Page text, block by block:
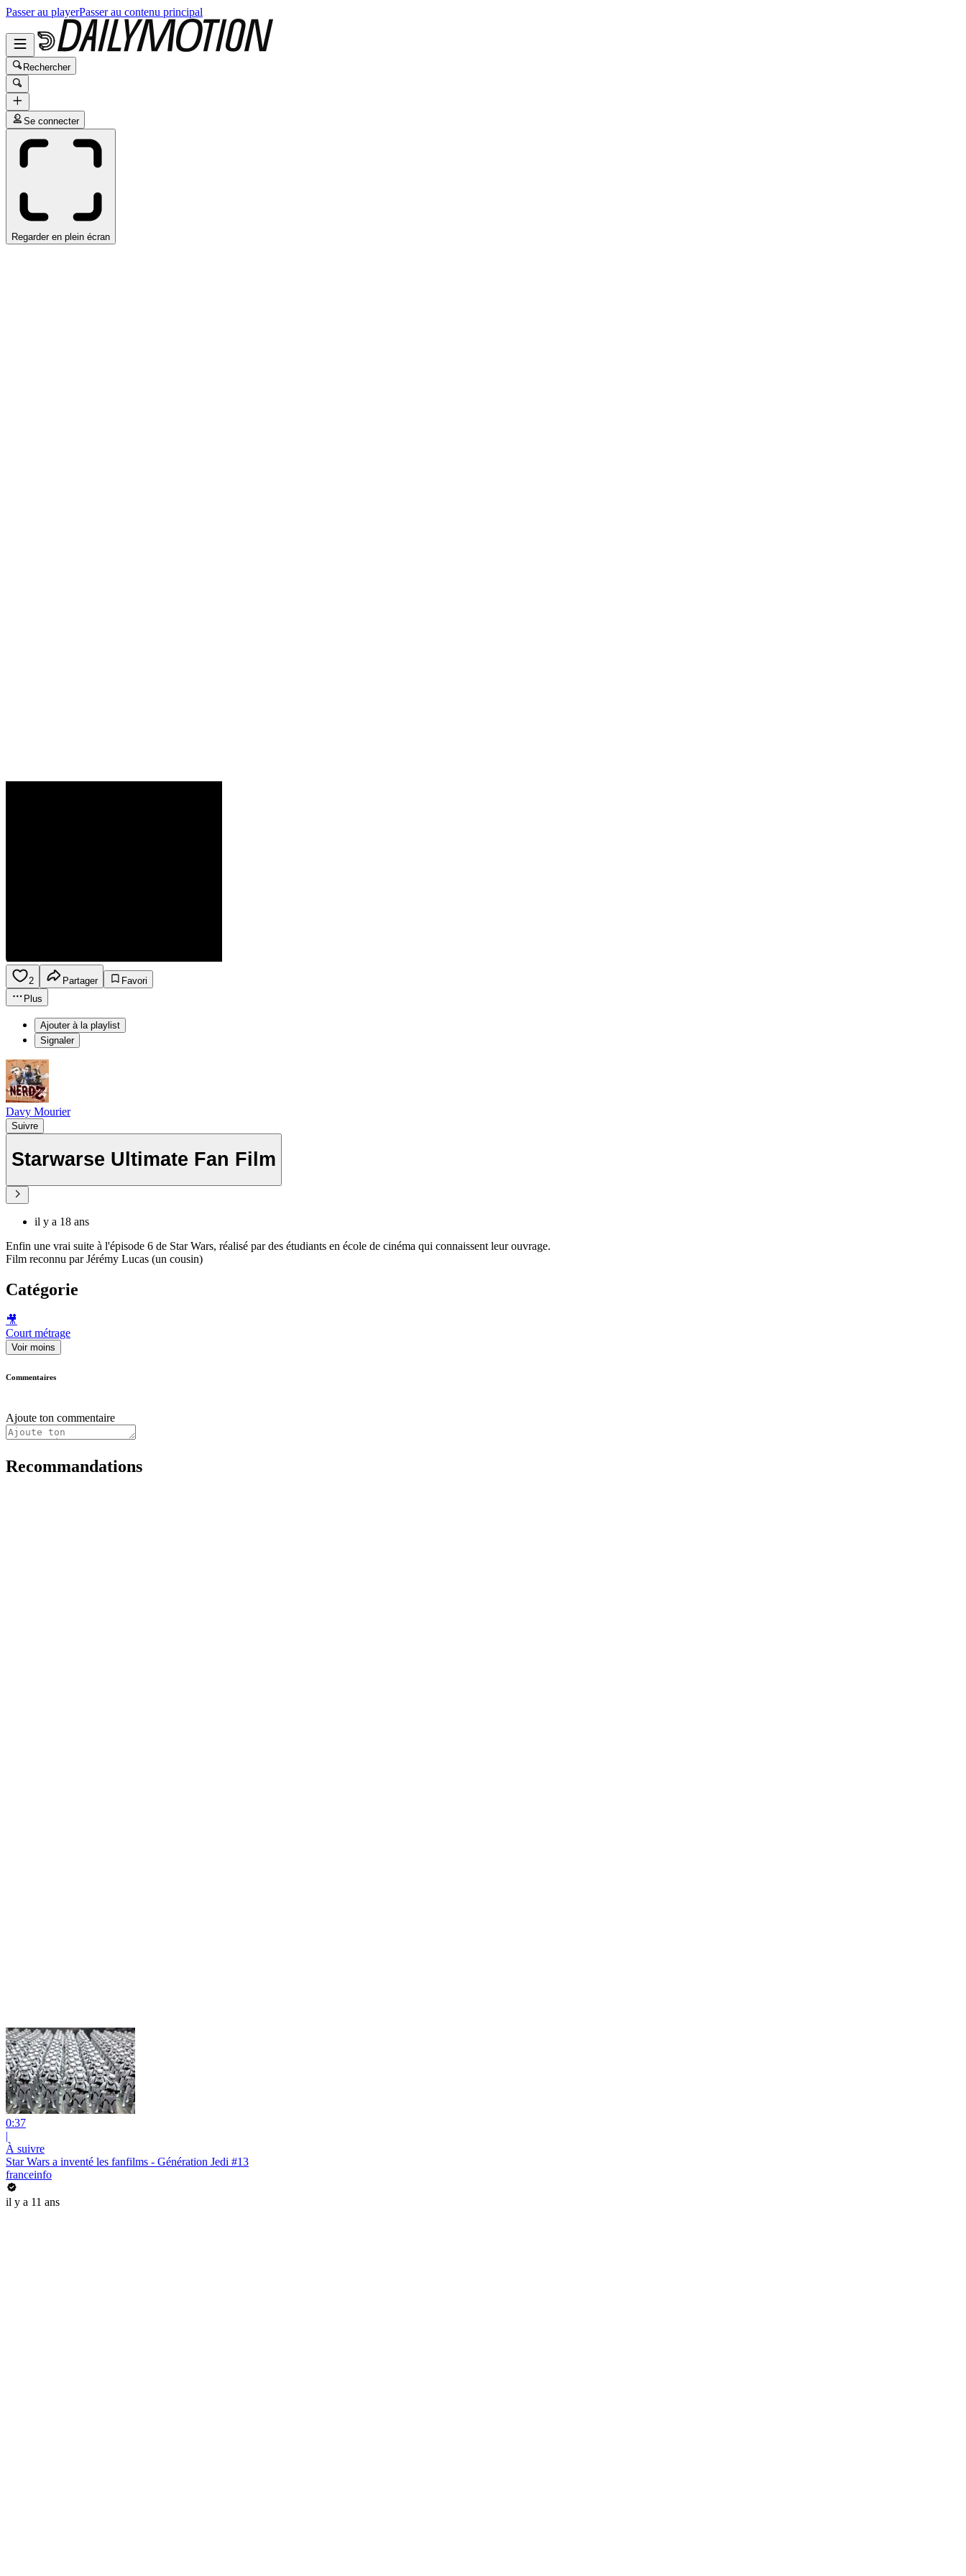
Passer au playerPasser au contenu principal
Rechercher
Se connecter
Regarder en plein écran
2 Partager
Favori
Plus
Ajouter à la playlist
Signaler
Davy Mourier
Suivre
Starwarse Ultimate Fan Film
il y a 18 ans
Enfin une vrai suite à l'épisode 6 de Star Wars, réalisé par des étudiants en école de cinéma qui connaissent leur ouvrage.
Film reconnu par Jérémy Lucas (un cousin)
Catégorie
🎥
Court métrage
Voir moins
Commentaires
Ajoute ton commentaire
Recommandations
0:37
|
À suivre
Star Wars a inventé les fanfilms - Génération Jedi #13
franceinfo
il y a 11 ans